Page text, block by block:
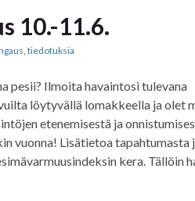
10.-11.6.
, tiedotuksia
pesii? Ilmoita havaintosi tulevana
löytyvällä lomakkeella ja olet
etenemisestä ja
vuonna! Lisätietoa
kera. Tällöin